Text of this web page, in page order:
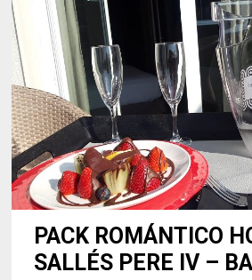
PACK ROMÁNTICO
SALLÉS PERE IV –